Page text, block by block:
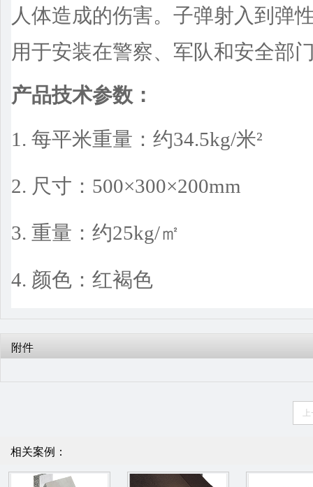
人体造成的伤害。子弹射入到弹
用于安装在警察、军队和安全部
产品技术参数：
1. 每平米重量：约34.5kg/米²
2. 尺寸： 500×300×
3. 重量：约25kg/㎡
4. 颜色：红褐色
附件
相关案例：